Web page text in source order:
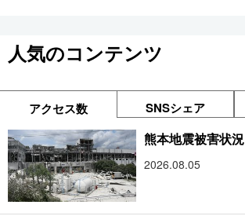
人気のコンテンツ
アクセス数 SNSシェア
熊本地震被害状況
2026.08.05